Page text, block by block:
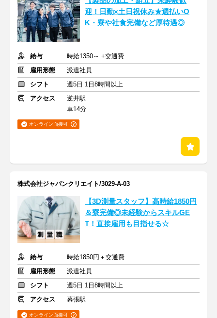
迎！日勤×土日祝休み★週払いO
K・寮や社食完備など厚待遇◎
給与
時給1350～ +交通費
雇用形態
派遣社員
シフト
週5日 1日8時間以上
アクセス
逆井駅
車14分
オンライン面接可
株式会社ジャパンクリエイト/3029-A-03
【3D測量スタッフ】高時給1850円
＆寮完備◎未経験からスキルGE
T！直接雇用も目指せる☆
給与
時給1850円＋交通費
雇用形態
派遣社員
シフト
週5日 1日8時間以上
アクセス
幕張駅
オンライン面接可